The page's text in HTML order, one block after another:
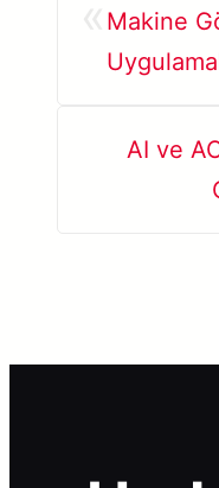
Makine
AI ve